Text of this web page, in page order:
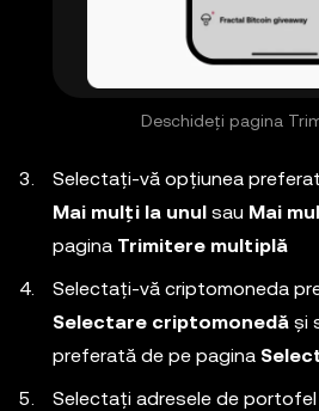
Deschideți pagina
Selectați-vă opțiunea
Mai mulți la unul sau Mai
pagina Trimitere multiplă
Selectați-vă criptomoneda
Selectare criptomonedă și
preferată de pe pagina
Selectați adresele de